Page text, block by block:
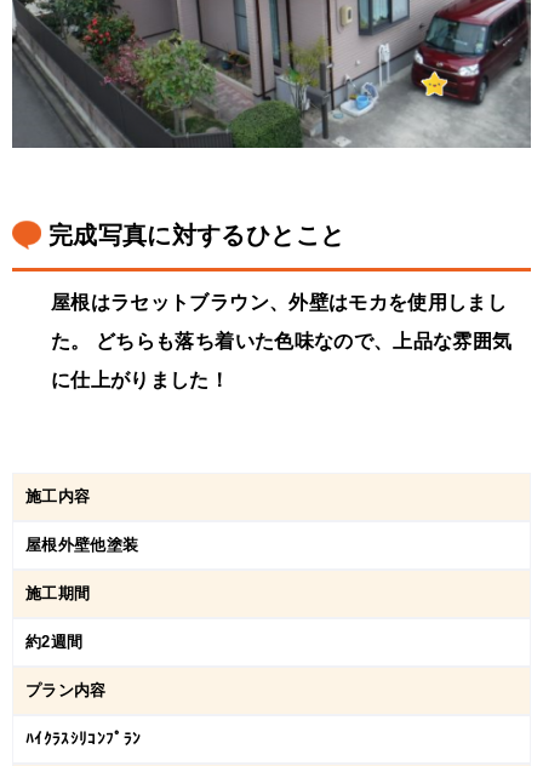
完成写真に対するひとこと
屋根はラセットブラウン、外壁はモカを使用しまし
た。 どちらも落ち着いた色味なので、上品な雰囲気
に仕上がりました！
施工内容
屋根外壁他塗装
施工期間
約2週間
プラン内容
ﾊｲｸﾗｽｼﾘｺﾝﾌﾟﾗﾝ